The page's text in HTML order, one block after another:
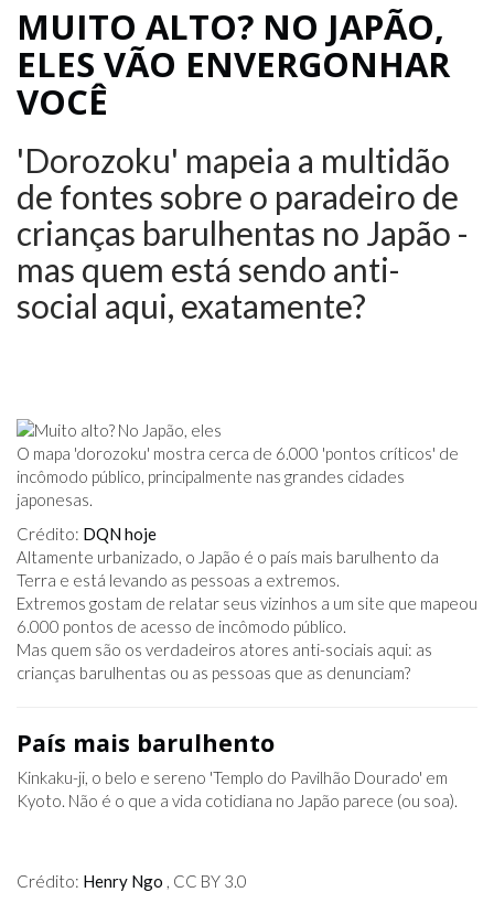
MUITO ALTO? NO JAPÃO,
ELES VÃO ENVERGONHAR
VOCÊ
'Dorozoku' mapeia a multidão
de fontes sobre o paradeiro de
crianças barulhentas no Japão -
mas quem está sendo anti-
social aqui, exatamente?
O mapa 'dorozoku' mostra cerca de 6.000 'pontos críticos' de
incômodo público, principalmente nas grandes cidades
japonesas.
Crédito: DQN hoje
Altamente urbanizado, o Japão é o país mais barulhento da
Terra e está levando as pessoas a extremos.
Extremos gostam de relatar seus vizinhos a um site que mapeou
6.000 pontos de acesso de incômodo público.
Mas quem são os verdadeiros atores anti-sociais aqui: as
crianças barulhentas ou as pessoas que as denunciam?
País mais barulhento
Kinkaku-ji, o belo e sereno 'Templo do Pavilhão Dourado' em
Kyoto. Não é o que a vida cotidiana no Japão parece (ou soa).
Crédito: Henry Ngo , CC BY 3.0